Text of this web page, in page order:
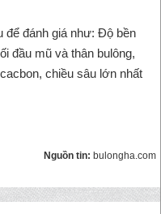
đánh giá như: Độ bền
đầu mũ và thân bulông,
chiều sâu lớn nhất
Nguồn tin: bulongha.com